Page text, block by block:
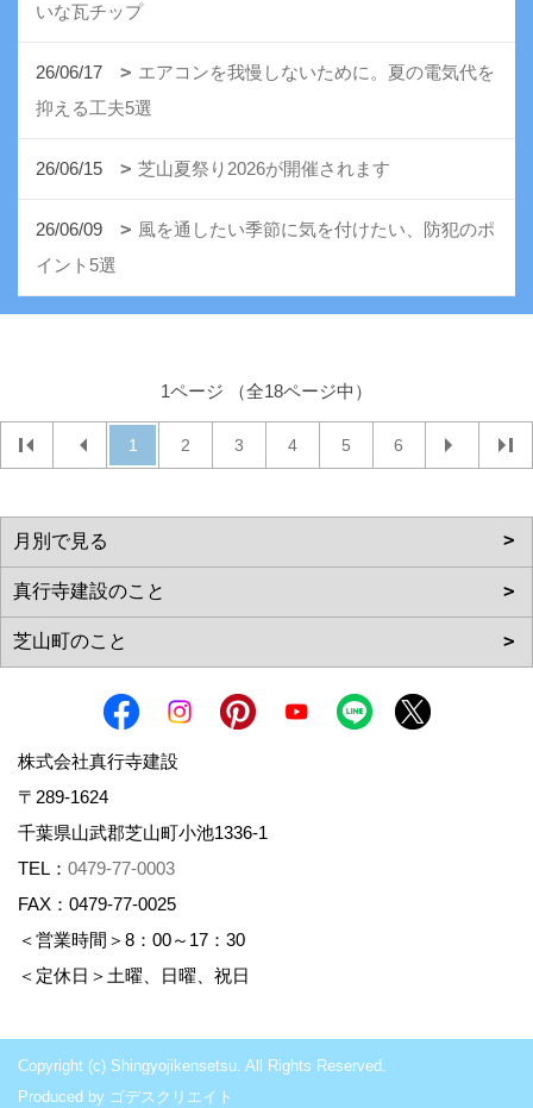
いな瓦チップ
26/06/17
エアコンを我慢しないために。夏の電気代を
抑える工夫5選
26/06/15 芝山夏祭り2026が開催されます
26/06/09
風を通したい季節に気を付けたい、防犯のポ
イント5選
1ページ （全18ページ中）
1 2 3 4 5 6
株式会社真行寺建設
〒289-1624
千葉県山武郡芝山町小池1336-1
TEL： 0479-77-0003
FAX：0479-77-0025
＜営業時間＞8：00～17：30
＜定休日＞土曜、日曜、祝日
Copyright (c) Shingyojikensetsu. All Rights Reserved.
Produced by ゴデスクリエイト